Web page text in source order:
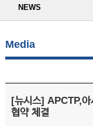
NEWS
Media
[뉴시스] APCTP,
협약 체결